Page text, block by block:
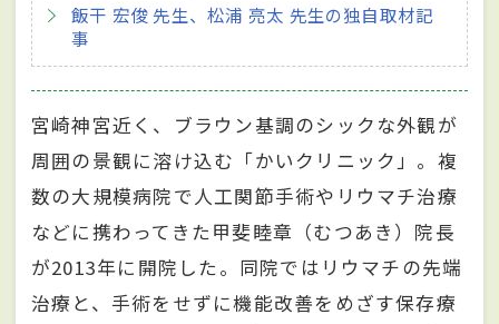
飯干 宏俊 先生、松浦 亮太 先生の独自取材記
事
宮崎神宮近く、ブラウン基調のシックな外観が
周囲の景観に溶け込む「かいクリニック」。複
数の大規模病院で人工関節手術やリウマチ治療
などに携わってきた甲斐睦章（むつあき）院長
が2013年に開院した。同院ではリウマチの先端
治療と、手術をせずに機能改善をめざす保存療